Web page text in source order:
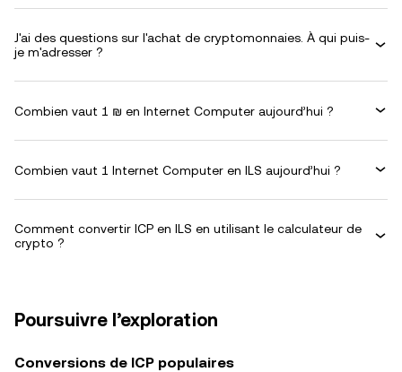
J'ai des questions sur l'achat de cryptomonnaies. À qui puis-
je m'adresser ?
Combien vaut 1 ₪ en Internet Computer aujourd’hui ?
Combien vaut 1 Internet Computer en ILS aujourd’hui ?
Comment convertir ICP en ILS en utilisant le calculateur de
crypto ?
Poursuivre l’exploration
Conversions de ICP populaires